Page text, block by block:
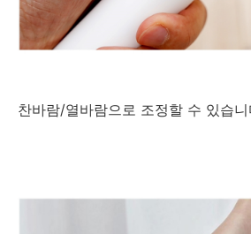
찬바람/열바람으로 조정할 수 있습니